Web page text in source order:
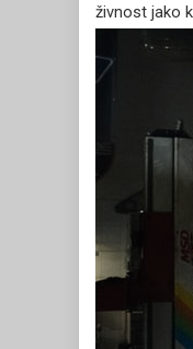
živnost jako